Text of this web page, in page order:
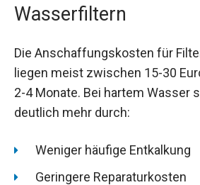
Wasserfiltern
Die Anschaffungskosten für
liegen meist zwischen 15-30
2-4 Monate. Bei hartem Wasser
deutlich mehr durch:
Weniger häufige Entkalkung
Geringere Reparaturkosten